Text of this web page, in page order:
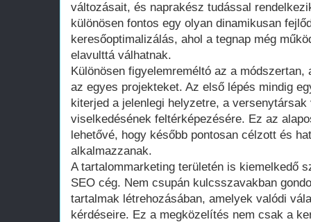
változásait, és naprakész tudással
különösen fontos egy olyan dinamikusan
keresőoptimalizálás, ahol a tegnap még
elavulttá válhatnak.
Különösen figyelemreméltó az a
az egyes projekteket. Az első lépés mindig
kiterjed a jelenlegi helyzetre, a
viselkedésének feltérképezésére. Ez az
lehetővé, hogy később pontosan célzott és
alkalmazzanak.
A tartalommarketing területén is kiemelkedő
SEO cég. Nem csupán kulcsszavakban
tartalmak létrehozásában, amelyek valódi
kérdéseire. Ez a megközelítés nem csak a